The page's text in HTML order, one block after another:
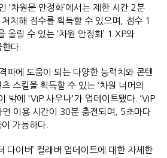
‘차원문 안정화’에서는 제한 시간 2분
치해 점수를 획득할 수 있으며, 점수 1
올릴 수 있는 ‘차원 안정화’ 1 XP와
다.
파에 도움이 되는 다양한 능력치와 콘텐
스킬을 획득할 수 있는 ‘차원 너머의
밖에 'VIP 사우나'가 업데이트됐다. ‘VIP
이용 시간이 30분 충전되며, 5초마다
가능하다.
다이버’ 컬래버 업데이트에 대한 자세한